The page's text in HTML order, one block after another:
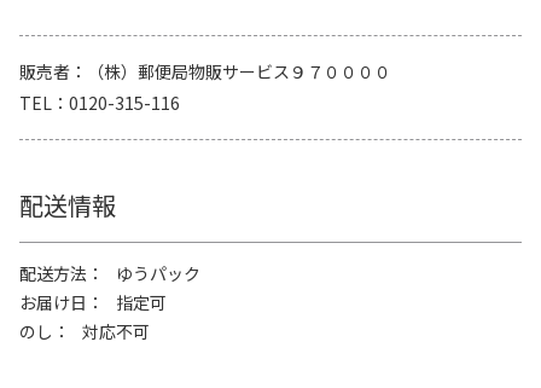
販売者
（株）郵便局物販サービス９７００００
TEL
0120-315-116
配送情報
配送方法
ゆうパック
お届け日
指定可
のし
対応不可